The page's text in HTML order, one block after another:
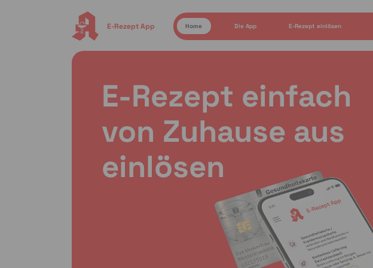
E-Rezept App Home Die App E-Rezept einlösen
E-Rezept einfach
von Zuhause aus
einlösen